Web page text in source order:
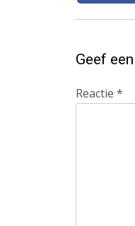
Geef
Reactie *